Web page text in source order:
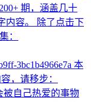
期，涵盖几十
内容。 除了点击下
：
3bc1b4966e7a 本
，请移步：
被自己热爱的事物